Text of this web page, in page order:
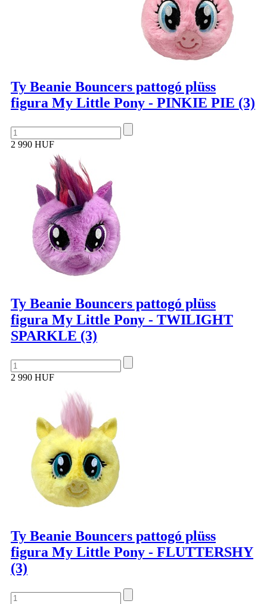
Ty Beanie Bouncers pattogó plüss
figura My Little Pony - PINKIE PIE (3)
2 990 HUF
Ty Beanie Bouncers pattogó plüss
figura My Little Pony - TWILIGHT
SPARKLE (3)
2 990 HUF
Ty Beanie Bouncers pattogó plüss
figura My Little Pony - FLUTTERSHY
(3)